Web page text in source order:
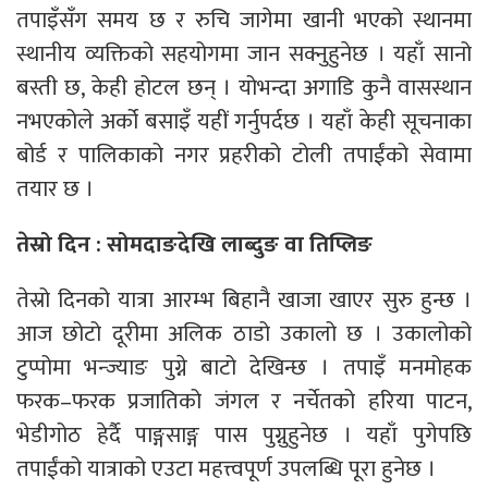
तपाइँसँग समय छ र रुचि जागेमा खानी भएको स्थानमा
स्थानीय व्यक्तिको सहयोगमा जान सक्नुहुनेछ । यहाँ सानो
बस्ती छ, केही होटल छन् । योभन्दा अगाडि कुनै वासस्थान
नभएकोले अर्को बसाइँ यहीं गर्नुपर्दछ । यहाँ केही सूचनाका
बोर्ड र पालिकाको नगर प्रहरीको टोली तपाईंको सेवामा
तयार छ ।
तेस्रो दिन : सोमदाङदेखि लाब्दुङ वा तिप्लिङ
तेस्रो दिनको यात्रा आरम्भ बिहानै खाजा खाएर सुरु हुन्छ ।
आज छोटो दूरीमा अलिक ठाडो उकालो छ । उकालोको
टुप्पोमा भन्ज्याङ पुग्ने बाटो देखिन्छ । तपाइँ मनमोहक
फरक–फरक प्रजातिको जंगल र नर्चेतको हरिया पाटन,
भेडीगोठ हेर्दै पाङ्गसाङ्ग पास पुग्नुहुनेछ । यहाँ पुगेपछि
तपाईंको यात्राको एउटा महत्त्वपूर्ण उपलब्धि पूरा हुनेछ ।